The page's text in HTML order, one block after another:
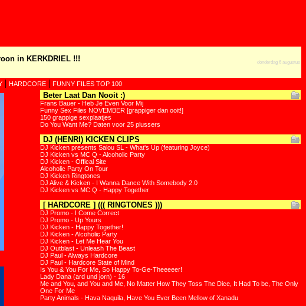
in KERKDRIEL !!! donderdag 6 augustus
| HARDCORE | FUNNY FILES TOP 100
Beter Laat Dan Nooit :)
Frans Bauer - Heb Je Even Voor Mij
Funny Sex Files NOVEMBER [grappiger dan ooit!]
150 grappige sexplaatjes
Do You Want Me? Daten voor 25 plussers
DJ (HENRI) KICKEN CLIPS
DJ Kicken presents Salou SL - What's Up (featuring Joyce)
DJ Kicken vs MC Q - Alcoholic Party
DJ Kicken - Offical Site
Alcoholic Party On Tour
DJ Kicken Ringtones
DJ Alive & Kicken - I Wanna Dance With Somebody 2.0
DJ Kicken vs MC Q - Happy Together
[ HARDCORE ] ((( RINGTONES )))
DJ Promo - I Come Correct
DJ Promo - Up Yours
DJ Kicken - Happy Together!
DJ Kicken - Alcoholic Party
DJ Kicken - Let Me Hear You
DJ Outblast - Unleash The Beast
DJ Paul - Always Hardcore
DJ Paul - Hardcore State of Mind
Is You & You For Me, So Happy To-Ge-Theeeeer!
Lady Dana (ard und jorn) - 16
Me and You, and You and Me, No Matter How They Toss The Dice, It Had To be, The Only
One For Me
Party Animals - Hava Naquila, Have You Ever Been Mellow of Xanadu